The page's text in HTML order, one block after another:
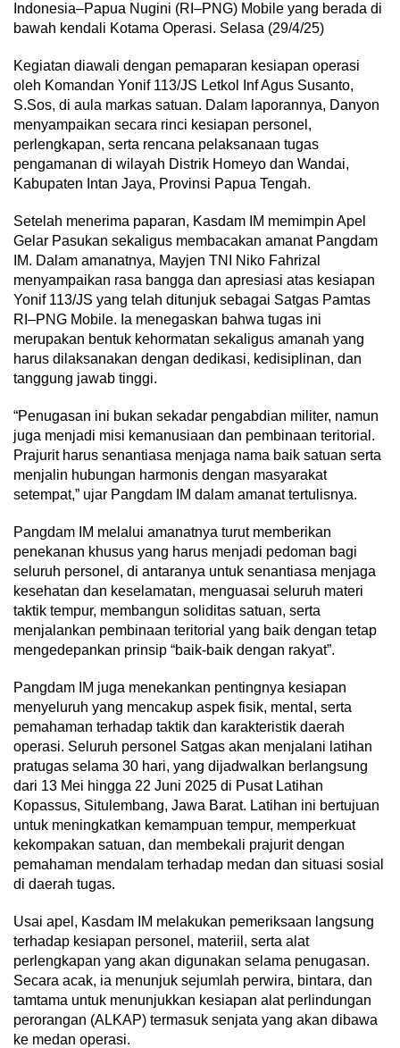
Indonesia–Papua Nugini (RI–PNG) Mobile yang berada di
bawah kendali Kotama Operasi. Selasa (29/4/25)
Kegiatan diawali dengan pemaparan kesiapan operasi
oleh Komandan Yonif 113/JS Letkol Inf Agus Susanto,
S.Sos, di aula markas satuan. Dalam laporannya, Danyon
menyampaikan secara rinci kesiapan personel,
perlengkapan, serta rencana pelaksanaan tugas
pengamanan di wilayah Distrik Homeyo dan Wandai,
Kabupaten Intan Jaya, Provinsi Papua Tengah.
Setelah menerima paparan, Kasdam IM memimpin Apel
Gelar Pasukan sekaligus membacakan amanat Pangdam
IM. Dalam amanatnya, Mayjen TNI Niko Fahrizal
menyampaikan rasa bangga dan apresiasi atas kesiapan
Yonif 113/JS yang telah ditunjuk sebagai Satgas Pamtas
RI–PNG Mobile. Ia menegaskan bahwa tugas ini
merupakan bentuk kehormatan sekaligus amanah yang
harus dilaksanakan dengan dedikasi, kedisiplinan, dan
tanggung jawab tinggi.
“Penugasan ini bukan sekadar pengabdian militer, namun
juga menjadi misi kemanusiaan dan pembinaan teritorial.
Prajurit harus senantiasa menjaga nama baik satuan serta
menjalin hubungan harmonis dengan masyarakat
setempat,” ujar Pangdam IM dalam amanat tertulisnya.
Pangdam IM melalui amanatnya turut memberikan
penekanan khusus yang harus menjadi pedoman bagi
seluruh personel, di antaranya untuk senantiasa menjaga
kesehatan dan keselamatan, menguasai seluruh materi
taktik tempur, membangun soliditas satuan, serta
menjalankan pembinaan teritorial yang baik dengan tetap
mengedepankan prinsip “baik-baik dengan rakyat”.
Pangdam IM juga menekankan pentingnya kesiapan
menyeluruh yang mencakup aspek fisik, mental, serta
pemahaman terhadap taktik dan karakteristik daerah
operasi. Seluruh personel Satgas akan menjalani latihan
pratugas selama 30 hari, yang dijadwalkan berlangsung
dari 13 Mei hingga 22 Juni 2025 di Pusat Latihan
Kopassus, Situlembang, Jawa Barat. Latihan ini bertujuan
untuk meningkatkan kemampuan tempur, memperkuat
kekompakan satuan, dan membekali prajurit dengan
pemahaman mendalam terhadap medan dan situasi sosial
di daerah tugas.
Usai apel, Kasdam IM melakukan pemeriksaan langsung
terhadap kesiapan personel, materiil, serta alat
perlengkapan yang akan digunakan selama penugasan.
Secara acak, ia menunjuk sejumlah perwira, bintara, dan
tamtama untuk menunjukkan kesiapan alat perlindungan
perorangan (ALKAP) termasuk senjata yang akan dibawa
ke medan operasi.